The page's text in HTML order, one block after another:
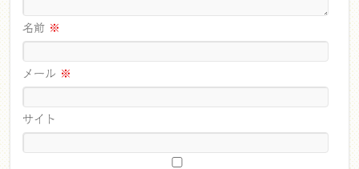
名前 ※
メール ※
サイト